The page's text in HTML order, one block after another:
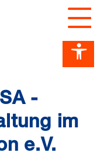
öffnen
anzeigen
-
im
e.V.